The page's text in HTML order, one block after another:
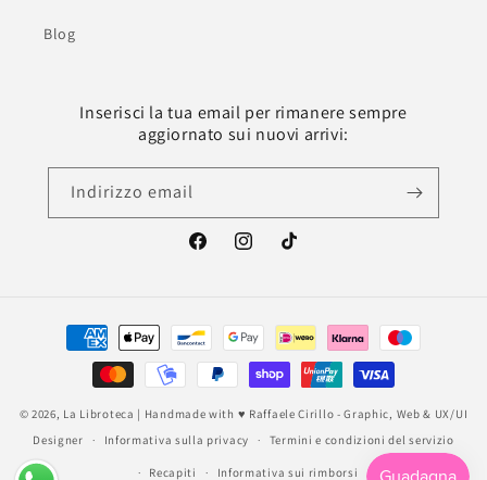
Blog
Inserisci la tua email per rimanere sempre
aggiornato sui nuovi arrivi:
Indirizzo email
FacebookInstagramTikTok
Metodi
pagamento
© 2026, La Libroteca | Handmade with ♥ Raffaele Cirillo - Graphic, Web & UX/UI
Designer
Informativa sulla privacy Termini e condizioni del servizio
Recapiti Informativa sui rimborsi